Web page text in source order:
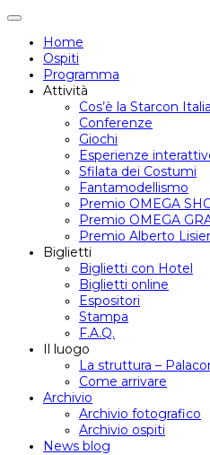
Attiva/disattiva
navigazione
Home
Ospiti
Programma
Attività
Cos’è la Starcon
Conferenze
Giochi
Esperienze
Sfilata dei Costumi
Fantamodellismo
Premio OMEGA
Premio OMEGA
Premio Alberto
Biglietti
Biglietti con Hotel
Biglietti online
Espositori
Stampa
F.A.Q.
Il luogo
La struttura –
Come arrivare
Archivio
Archivio fotografico
Archivio ospiti
News blog